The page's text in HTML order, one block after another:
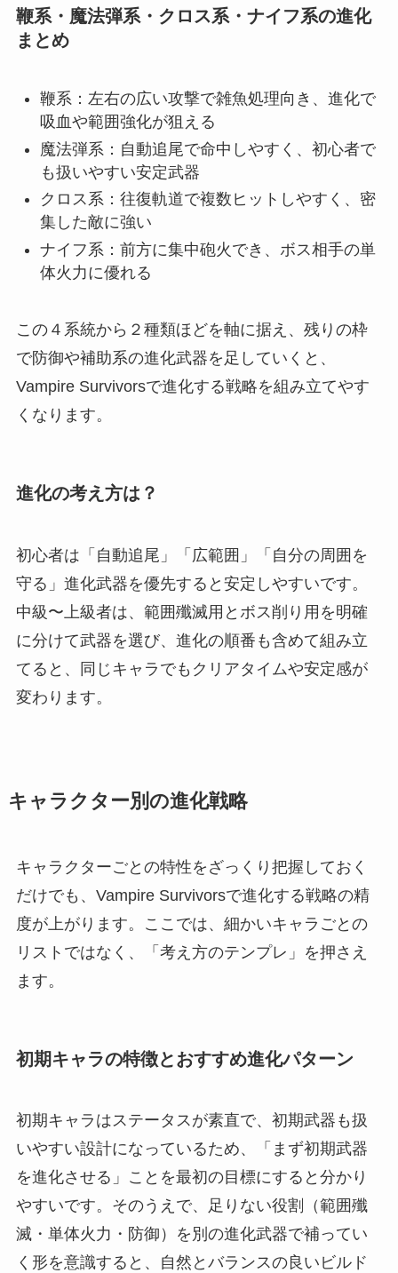
鞭系・魔法弾系・クロス系・ナイフ系の進化
まとめ
鞭系：左右の広い攻撃で雑魚処理向き、進化で
吸血や範囲強化が狙える
魔法弾系：自動追尾で命中しやすく、初心者で
も扱いやすい安定武器
クロス系：往復軌道で複数ヒットしやすく、密
集した敵に強い
ナイフ系：前方に集中砲火でき、ボス相手の単
体火力に優れる
この４系統から２種類ほどを軸に据え、残りの枠
で防御や補助系の進化武器を足していくと、
Vampire Survivorsで進化する戦略を組み立てやす
くなります。
進化の考え方は？
初心者は「自動追尾」「広範囲」「自分の周囲を
守る」進化武器を優先すると安定しやすいです。
中級〜上級者は、範囲殲滅用とボス削り用を明確
に分けて武器を選び、進化の順番も含めて組み立
てると、同じキャラでもクリアタイムや安定感が
変わります。
キャラクター別の進化戦略
キャラクターごとの特性をざっくり把握しておく
だけでも、Vampire Survivorsで進化する戦略の精
度が上がります。ここでは、細かいキャラごとの
リストではなく、「考え方のテンプレ」を押さえ
ます。
初期キャラの特徴とおすすめ進化パターン
初期キャラはステータスが素直で、初期武器も扱
いやすい設計になっているため、「まず初期武器
を進化させる」ことを最初の目標にすると分かり
やすいです。そのうえで、足りない役割（範囲殲
滅・単体火力・防御）を別の進化武器で補ってい
く形を意識すると、自然とバランスの良いビルド